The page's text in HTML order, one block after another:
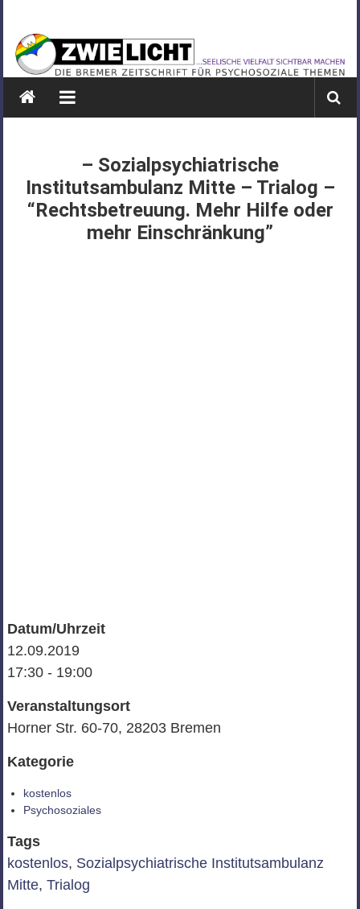
springen
ZWIELICHT
BREMEN
DIE
PSYCHOSOZIALE
THEMEN
– Sozialpsychiatrische
Institutsambulanz Mitte – Trialog –
“Rechtsbetreuung. Mehr Hilfe oder
mehr Einschränkung”
Datum/Uhrzeit
12.09.2019
17:30 - 19:00
Veranstaltungsort
Horner Str. 60-70, 28203 Bremen
Kategorie
kostenlos
Psychosoziales
Tags
kostenlos, Sozialpsychiatrische Institutsambulanz
Mitte, Trialog